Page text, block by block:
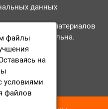
данных
материалов
обязательна.
файлы
на
условиями
файлов